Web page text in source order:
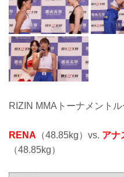
RIZIN MMAトーナメント
RENA （48.85kg）vs. アナ
（48.85kg）